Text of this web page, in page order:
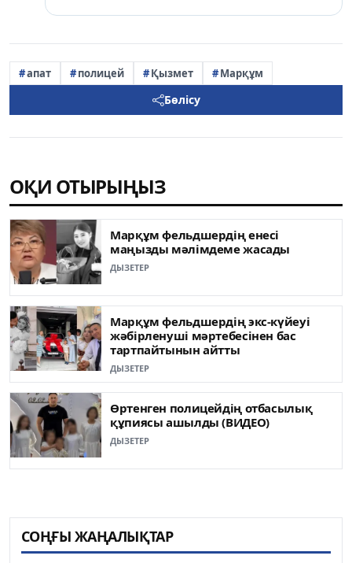
апат полицей Қызмет Марқұм
Бөлісу
ОҚИ ОТЫРЫҢЫЗ
Марқұм фельдшердің енесі
маңызды мәлімдеме жасады
ДЫЗЕТЕР
Марқұм фельдшердің экс-күйеуі
жәбірленуші мәртебесінен бас
тартпайтынын айтты
ДЫЗЕТЕР
Өртенген полицейдің отбасылық
құпиясы ашылды (ВИДЕО)
ДЫЗЕТЕР
СОҢҒЫ ЖАҢАЛЫҚТАР